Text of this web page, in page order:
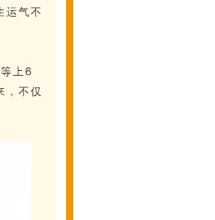
运气不
上6
，不仅